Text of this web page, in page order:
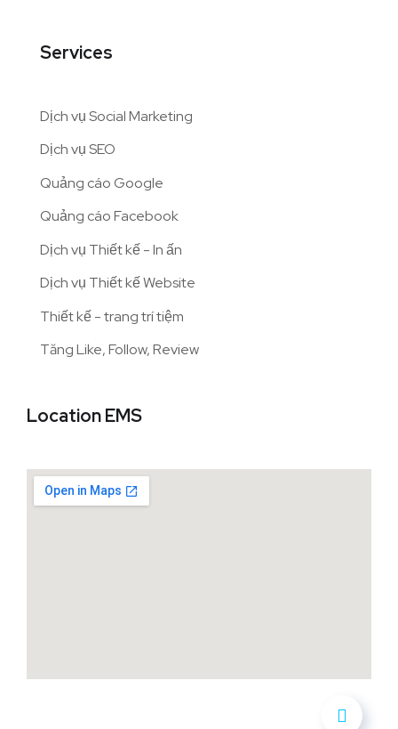
Services
Dịch vụ Social Marketing
Dịch vụ SEO
Quảng cáo Google
Quảng cáo Facebook
Dịch vụ Thiết kế - In ấn
Dịch vụ Thiết kế Website
Thiết kế - trang trí tiệm
Tăng Like, Follow, Review
Location EMS